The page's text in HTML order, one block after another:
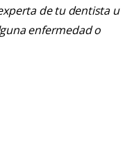
de tu dentista u
enfermedad o